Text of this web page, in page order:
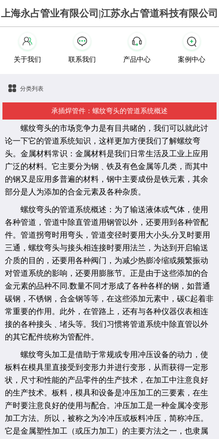
上海永占管业有限公司|江苏永占管道科技有限公司
关于我们 联系我们 产品中心 案例中心
分类列表
承插焊管件：螺纹弯头的管道系统概述
螺纹弯头的市场竞争力是有目共睹的，我们可以就此讨
论一下它的管道系统知识，这样更加方便我们了解螺纹弯
头。金属材料常识：金属材料是我们日常生活及工业上应用
广泛的材料。它主要分为钢﹑铁及有色金属等几类，而其中
的钢又是应用多普遍的材料，钢中主要成份是铁元素，其余
部分是人为添加的合金元素及各种杂质。
螺纹弯头的管道系统概述：为了输送液体或气体， 使用
各种管道，管道中除直管道用钢管以外，还要用到各种管配
件。管道拐弯时用弯头，管道变径时要用大小头,分叉时要用
三通，螺纹弯头与接头相连接时要用法兰，为达到开启输送
介质的目的，还要用各种阀门，为减少热膨冷缩或频繁振动
对管道系统的影响，还要用膨胀节。正是由于这些添加的合
金元素的品种不同.数量不同才形成了各种各样的钢，如普通
碳钢，不锈钢，合金钢等等，在这些添加元素中，碳C起着非
常重要的作用。此外，在管路上，还有与各种仪器仪表相连
接的各种接头﹑堵头等。我们习惯将管道系统中除直管以外
的其它配件统称为管配件。
螺纹弯头加工是借助于常规或专用冲压设备的动力，使
板料在模具里直接受到变形力并进行变形，从而获得一定形
状 ，尺寸和性能的产品零件的生产技术，在加工中注意良好
的生产技术。板料，模具和设备是冲压加工的三要素，在生
产时要注意良好的使用与配合。冲压加工是一种金属冷变形
加工方法。所以，被称之为冷冲压或板料冲压，简称冲压。
它是金属塑性加工（或压力加工）的主要方法之一，也隶属